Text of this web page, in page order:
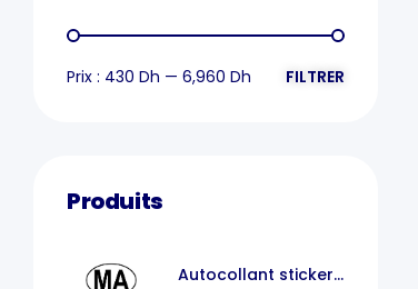
FILTRER
Prix : 430 Dh — 6,960 Dh
Produits
Autocollant sticker